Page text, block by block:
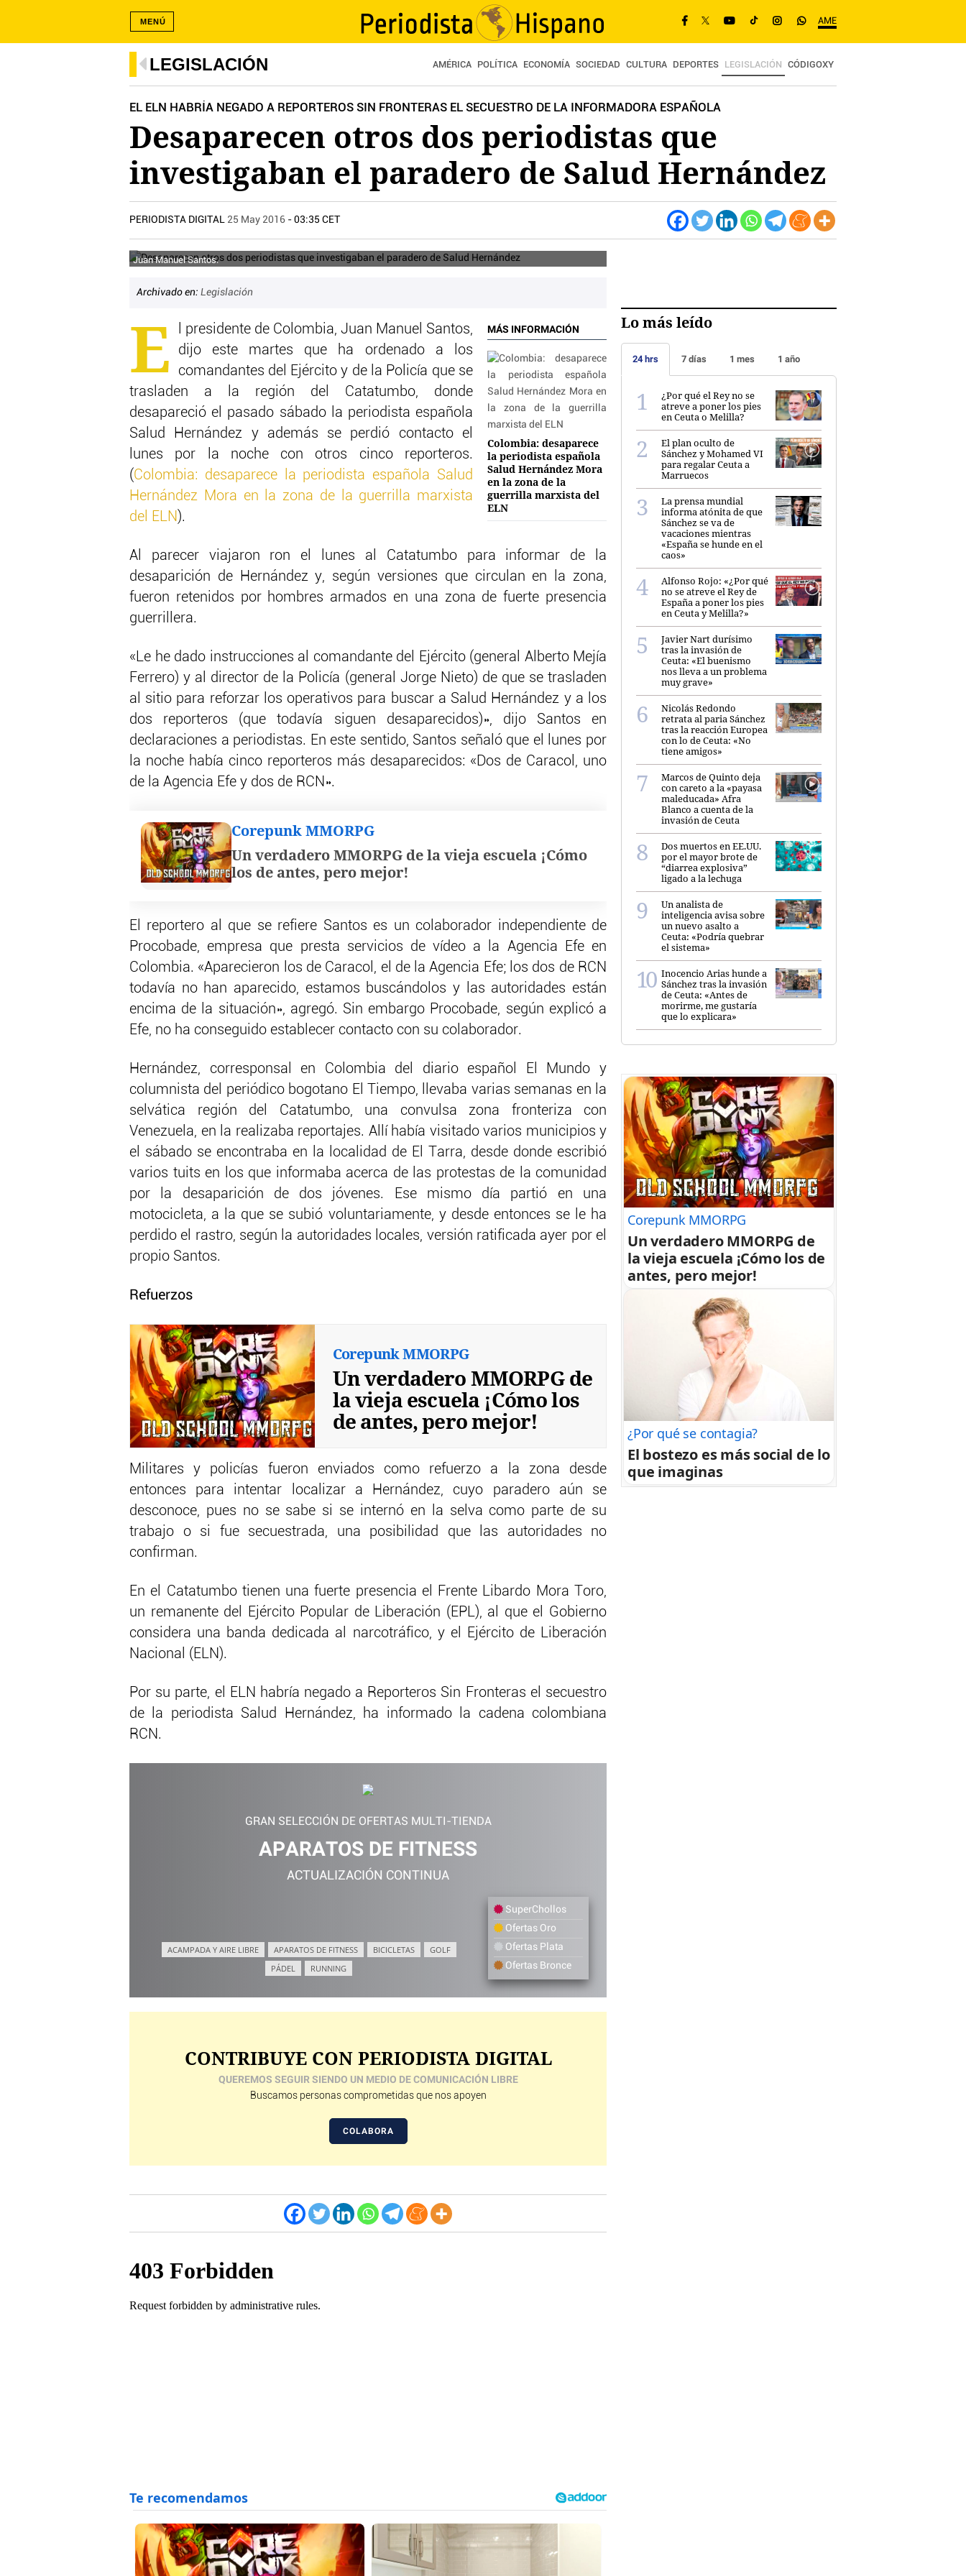
AME
MENÚ
LEGISLACIÓN AMÉRICA POLÍTICA ECONOMÍA SOCIEDAD CULTURA DEPORTES LEGISLACIÓN CÓDIGOXY
EL ELN HABRÍA NEGADO A REPORTEROS SIN FRONTERAS EL SECUESTRO DE LA INFORMADORA ESPAÑOLA
Desaparecen otros dos periodistas que
investigaban el paradero de Salud Hernández
PERIODISTA DIGITAL 25 May 2016 - 03:35 CET
Juan Manuel Santos.
Archivado en: Legislación
MÁS INFORMACIÓN
Colombia: desaparece
la periodista española
Salud Hernández Mora
en la zona de la
guerrilla marxista del
ELN
E
l presidente de Colombia, Juan Manuel Santos,
dijo este martes que ha ordenado a los
comandantes del Ejército y de la Policía que se
trasladen a la región del Catatumbo, donde
desapareció el pasado sábado la periodista española
Salud Hernández y además se perdió contacto el
lunes por la noche con otros cinco reporteros.
(Colombia: desaparece la periodista española Salud
Hernández Mora en la zona de la guerrilla marxista
del ELN ).
Al parecer viajaron ron el lunes al Catatumbo para informar de la
desaparición de Hernández y, según versiones que circulan en la zona,
fueron retenidos por hombres armados en una zona de fuerte presencia
guerrillera.
«Le he dado instrucciones al comandante del Ejército (general Alberto Mejía
Ferrero) y al director de la Policía (general Jorge Nieto) de que se trasladen
al sitio para reforzar los operativos para buscar a Salud Hernández y a los
dos reporteros (que todavía siguen desaparecidos)», dijo Santos en
declaraciones a periodistas. En este sentido, Santos señaló que el lunes por
la noche había cinco reporteros más desaparecidos: «Dos de Caracol, uno
de la Agencia Efe y dos de RCN».
Corepunk MMORPG
Un verdadero MMORPG de la vieja escuela ¡Cómo
los de antes, pero mejor!
El reportero al que se refiere Santos es un colaborador independiente de
Procobade, empresa que presta servicios de vídeo a la Agencia Efe en
Colombia. «Aparecieron los de Caracol, el de la Agencia Efe; los dos de RCN
todavía no han aparecido, estamos buscándolos y las autoridades están
encima de la situación», agregó. Sin embargo Procobade, según explicó a
Efe, no ha conseguido establecer contacto con su colaborador.
Hernández, corresponsal en Colombia del diario español El Mundo y
columnista del periódico bogotano El Tiempo, llevaba varias semanas en la
selvática región del Catatumbo, una convulsa zona fronteriza con
Venezuela, en la realizaba reportajes. Allí había visitado varios municipios y
el sábado se encontraba en la localidad de El Tarra, desde donde escribió
varios tuits en los que informaba acerca de las protestas de la comunidad
por la desaparición de dos jóvenes. Ese mismo día partió en una
motocicleta, a la que se subió voluntariamente, y desde entonces se le ha
perdido el rastro, según la autoridades locales, versión ratificada ayer por el
propio Santos.
Refuerzos
Corepunk MMORPG
Un verdadero MMORPG de
la vieja escuela ¡Cómo los
de antes, pero mejor!
Militares y policías fueron enviados como refuerzo a la zona desde
entonces para intentar localizar a Hernández, cuyo paradero aún se
desconoce, pues no se sabe si se internó en la selva como parte de su
trabajo o si fue secuestrada, una posibilidad que las autoridades no
confirman.
En el Catatumbo tienen una fuerte presencia el Frente Libardo Mora Toro,
un remanente del Ejército Popular de Liberación (EPL), al que el Gobierno
considera una banda dedicada al narcotráfico, y el Ejército de Liberación
Nacional (ELN).
Por su parte, el ELN habría negado a Reporteros Sin Fronteras el secuestro
de la periodista Salud Hernández, ha informado la cadena colombiana
RCN.
GRAN SELECCIÓN DE OFERTAS MULTI-TIENDA
APARATOS DE FITNESS
ACTUALIZACIÓN CONTINUA
ACAMPADA Y AIRE LIBRE APARATOS DE FITNESS BICICLETAS
GOLF
PÁDEL
RUNNING
SuperChollos
Ofertas Oro
Ofertas Plata
Ofertas Bronce
CONTRIBUYE CON PERIODISTA DIGITAL
QUEREMOS SEGUIR SIENDO UN MEDIO DE COMUNICACIÓN LIBRE
Buscamos personas comprometidas que nos apoyen
COLABORA
Lo más leído
24 hrs 7 días 1 mes 1 año
¿Por qué el Rey no se
atreve a poner los pies
en Ceuta o Melilla?
El plan oculto de
Sánchez y Mohamed VI
para regalar Ceuta a
Marruecos
La prensa mundial
informa atónita de que
Sánchez se va de
vacaciones mientras
«España se hunde en el
caos»
Alfonso Rojo: «¿Por qué
no se atreve el Rey de
España a poner los pies
en Ceuta y Melilla?»
Javier Nart durísimo
tras la invasión de
Ceuta: «El buenismo
nos lleva a un problema
muy grave»
Nicolás Redondo
retrata al paria Sánchez
tras la reacción Europea
con lo de Ceuta: «No
tiene amigos»
Marcos de Quinto deja
con careto a la «payasa
maleducada» Afra
Blanco a cuenta de la
invasión de Ceuta
Dos muertos en EE.UU.
por el mayor brote de
“diarrea explosiva”
ligado a la lechuga
Un analista de
inteligencia avisa sobre
un nuevo asalto a
Ceuta: «Podría quebrar
el sistema»
Inocencio Arias hunde a
Sánchez tras la invasión
de Ceuta: «Antes de
morirme, me gustaría
que lo explicara»
Corepunk MMORPG
Un verdadero MMORPG de
la vieja escuela ¡Cómo los de
antes, pero mejor!
¿Por qué se contagia?
El bostezo es más social de lo
que imaginas